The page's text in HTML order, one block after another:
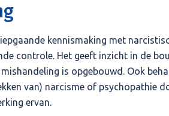
kennismaking met
controle. Het geeft inzicht in de
is opgebouwd. Ook
van) narcisme of psychopathie
ervan.